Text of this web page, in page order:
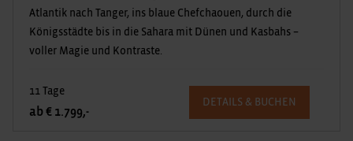
Atlantik nach Tanger, ins blaue Chefchaouen, durch die
Königsstädte bis in die Sahara mit Dünen und Kasbahs –
voller Magie und Kontraste.
11 Tage
ab € 1.799,-
DETAILS & BUCHEN